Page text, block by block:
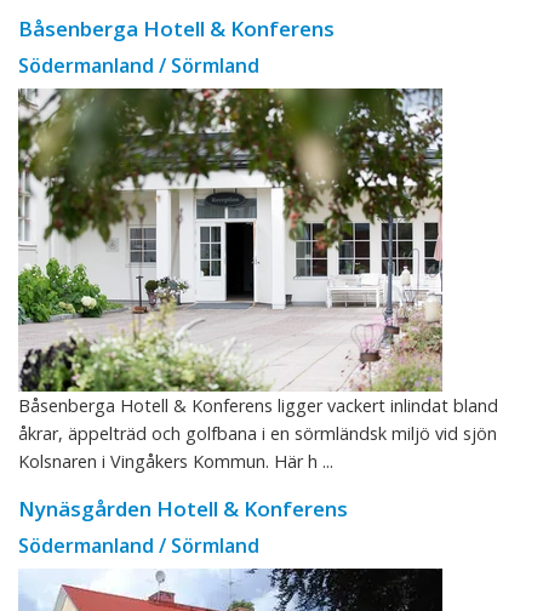
Båsenberga Hotell & Konferens
Södermanland / Sörmland
Båsenberga Hotell & Konferens ligger vackert inlindat bland
åkrar, äppelträd och golfbana i en sörmländsk miljö vid sjön
Kolsnaren i Vingåkers Kommun. Här h ...
Nynäsgården Hotell & Konferens
Södermanland / Sörmland